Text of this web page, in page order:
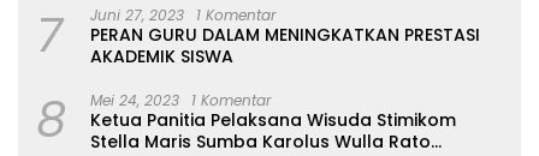
7 Juni 27, 2023 1 Komentar
PERAN GURU DALAM MENINGKATKAN PRESTASI
AKADEMIK SISWA
8 Mei 24, 2023 1 Komentar
Ketua Panitia Pelaksana Wisuda Stimikom
Stella Maris Sumba Karolus Wulla Rato